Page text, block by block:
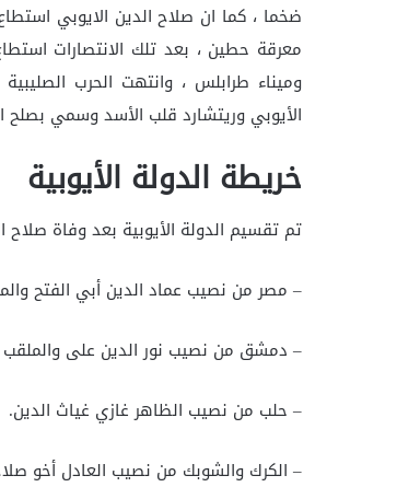
معرقة حطين ، بعد تلك الانتصارات
وميناء طرابلس ، وانتهت الحرب
الأيوبي وريتشارد قلب الأسد وسمي بصلح
خريطة الدولة الأيوبية
تم تقسيم الدولة الأيوبية بعد وفاة صلاح
– مصر من نصيب عماد الدين أبي الفتح
– دمشق من نصيب نور الدين على والملقب
– حلب من نصيب الظاهر غازي غياث الدين.
– الكرك والشوبك من نصيب العادل أخو